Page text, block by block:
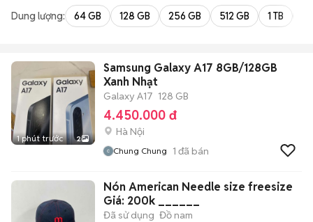
Dung lượng: 64 GB 128 GB 256 GB 512 GB 1 TB
1 phút trước 2
Samsung Galaxy A17 8GB/128GB
Xanh Nhạt
Galaxy A17 128 GB
4.450.000 đ
Hà Nội
Chung Chung 1 đã bán
Nón American Needle size freesize
Giá: 200k ______
Đã sử dụng Đồ nam